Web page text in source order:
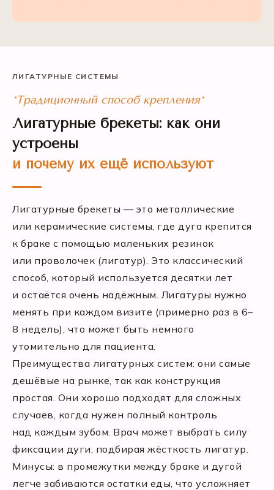
ЛИГАТУРНЫЕ СИСТЕМЫ
*Традиционный способ крепления*
Лигатурные брекеты: как они
устроены
и почему их ещё используют
Лигатурные брекеты — это металлические
или керамические системы, где дуга крепится
к браке с помощью маленьких резинок
или проволочек (лигатур). Это классический
способ, который используется десятки лет
и остаётся очень надёжным. Лигатуры нужно
менять при каждом визите (примерно раз в 6–
8 недель), что может быть немного
утомительно для пациента.
Преимущества лигатурных систем: они самые
дешёвые на рынке, так как конструкция
простая. Они хорошо подходят для сложных
случаев, когда нужен полный контроль
над каждым зубом. Врач может выбрать силу
фиксации дуги, подбирая жёсткость лигатур.
Минусы: в промежутки между браке и дугой
легче забиваются остатки еды, что усложняет